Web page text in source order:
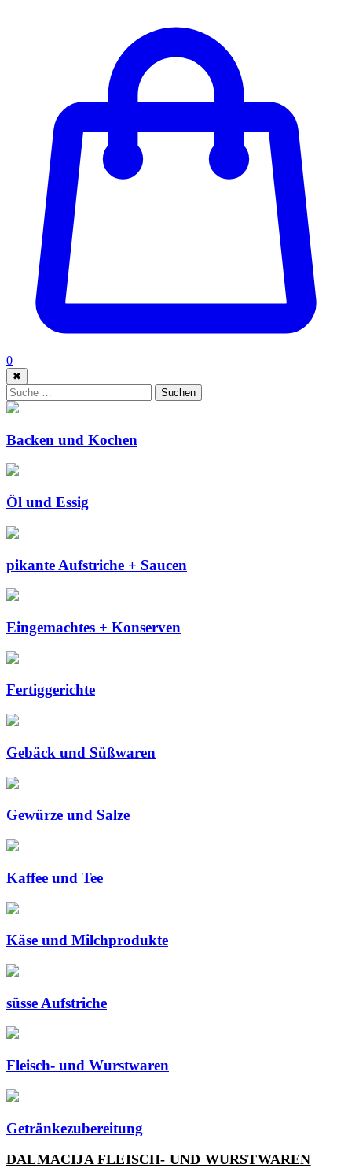
0
✖
Suche: Suchen
Backen und Kochen
Öl und Essig
pikante Aufstriche + Saucen
Eingemachtes + Konserven
Fertiggerichte
Gebäck und Süßwaren
Gewürze und Salze
Kaffee und Tee
Käse und Milchprodukte
süsse Aufstriche
Fleisch- und Wurstwaren
Getränkezubereitung
DALMACIJA FLEISCH- UND WURSTWAREN